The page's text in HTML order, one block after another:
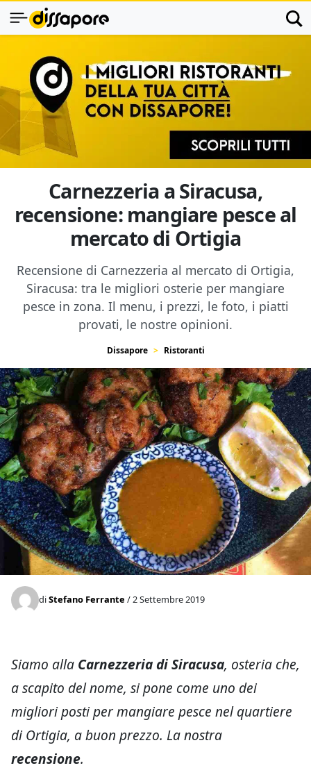
Carnezzeria a Siracusa,
recensione: mangiare pesce al
mercato di Ortigia
Recensione di Carnezzeria al mercato di Ortigia,
Siracusa: tra le migliori osterie per mangiare
pesce in zona. Il menu, i prezzi, le foto, i piatti
provati, le nostre opinioni.
Dissapore Ristoranti
diStefano Ferrante / 2 Settembre 2019
Siamo alla Carnezzeria di Siracusa, osteria che,
a scapito del nome, si pone come uno dei
migliori posti per mangiare pesce nel quartiere
di Ortigia, a buon prezzo. La nostra
recensione.